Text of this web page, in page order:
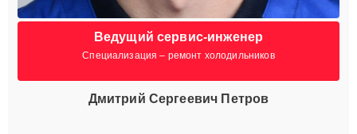
Ведущий сервис-инженер
Специализация – ремонт холодильников
Дмитрий Сергеевич Петров